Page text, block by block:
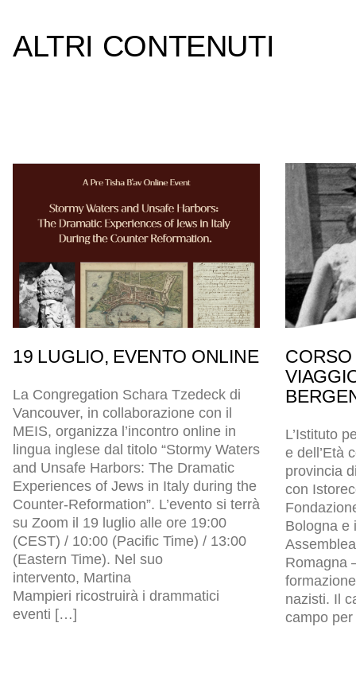
ALTRI CONTENUTI
19 LUGLIO, EVENTO ONLINE
La Congregation Schara Tzedeck di
Vancouver, in collaborazione con il
MEIS, organizza l’incontro online in
lingua inglese dal titolo “Stormy Waters
and Unsafe Harbors: The Dramatic
Experiences of Jews in Italy during the
Counter-Reformation”. L’evento si terrà
su Zoom il 19 luglio alle ore 19:00
(CEST) / 10:00 (Pacific Time) / 13:00
(Eastern Time). Nel suo
intervento, Martina
Mampieri ricostruirà i drammatici
eventi […]
L’Istituto
e dell’Età
provincia
con
Bologna e
Romagna
nazisti. Il
campo